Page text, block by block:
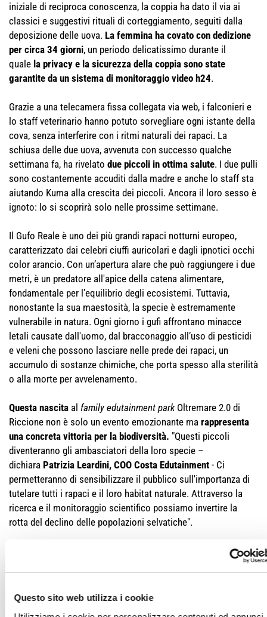
Questo sito web utilizza i cookie
iniziale di reciproca conoscenza, la coppia ha dato il via ai
classici e suggestivi rituali di corteggiamento, seguiti dalla
deposizione delle uova. La femmina ha covato con dedizione
per circa 34 giorni, un periodo delicatissimo durante il
quale la privacy e la sicurezza della coppia sono state
garantite da un sistema di monitoraggio video h24.
Grazie a una telecamera fissa collegata via web, i falconieri e
lo staff veterinario hanno potuto sorvegliare ogni istante della
cova, senza interferire con i ritmi naturali dei rapaci. La
schiusa delle due uova, avvenuta con successo qualche
settimana fa, ha rivelato due piccoli in ottima salute. I due pulli
sono costantemente accuditi dalla madre e anche lo staff sta
aiutando Kuma alla crescita dei piccoli. Ancora il loro sesso è
ignoto: lo si scoprirà solo nelle prossime settimane.
Il Gufo Reale è uno dei più grandi rapaci notturni europeo,
caratterizzato dai celebri ciuffi auricolari e dagli ipnotici occhi
color arancio. Con un’apertura alare che può raggiungere i due
metri, è un predatore all'apice della catena alimentare,
fondamentale per l’equilibrio degli ecosistemi. Tuttavia,
nonostante la sua maestosità, la specie è estremamente
vulnerabile in natura. Ogni giorno i gufi affrontano minacce
letali causate dall'uomo, dal bracconaggio all’uso di pesticidi
e veleni che possono lasciare nelle prede dei rapaci, un
accumulo di sostanze chimiche, che porta spesso alla sterilità
o alla morte per avvelenamento.
Questa nascita al family edutainment park Oltremare 2.0 di
Riccione non è solo un evento emozionante ma rappresenta
una concreta vittoria per la biodiversità. "Questi piccoli
diventeranno gli ambasciatori della loro specie –
dichiara Patrizia Leardini, COO Costa Edutainment - Ci
permetteranno di sensibilizzare il pubblico sull'importanza di
tutelare tutti i rapaci e il loro habitat naturale. Attraverso la
ricerca e il monitoraggio scientifico possiamo invertire la
rotta del declino delle popolazioni selvatiche".
I piccoli resteranno sotto osservazione in queste settimane,
crescendo sotto la super visione del team di Oltremare 2.0,
della fragilità della natura.